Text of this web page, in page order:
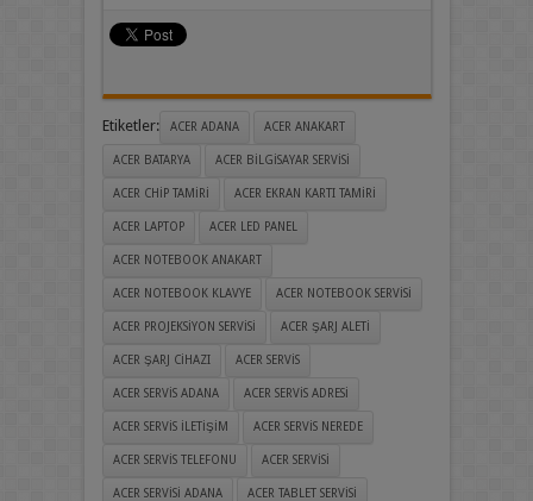
Etiketler: ACER ADANA ACER ANAKART
ACER BATARYA ACER BILGISAYAR SERVISI
ACER CHIP TAMIRI ACER EKRAN KARTI TAMIRI
ACER LAPTOP ACER LED PANEL
ACER NOTEBOOK ANAKART
ACER NOTEBOOK KLAVYE ACER NOTEBOOK SERVISI
ACER PROJEKSIYON SERVISI ACER ŞARJ ALETI
ACER ŞARJ CIHAZI ACER SERVIS
ACER SERVIS ADANA ACER SERVIS ADRESI
ACER SERVIS ILETIŞIM ACER SERVIS NEREDE
ACER SERVIS TELEFONU ACER SERVISI
ACER SERVISI ADANA ACER TABLET SERVISI